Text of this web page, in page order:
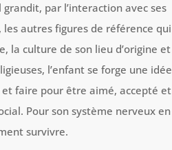
par l’interaction avec ses
autres figures de référence qui
la culture de son lieu d’origine et
l’enfant se forge une idée
faire pour être aimé, accepté et
Pour son système nerveux en
survivre.